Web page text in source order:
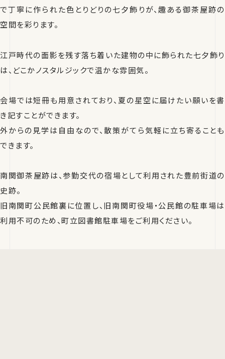
で丁寧に作られた色とりどりの七夕飾りが、趣ある御茶屋跡の
空間を彩ります。
江戸時代の面影を残す落ち着いた建物の中に飾られた七夕飾り
は、どこかノスタルジックで温かな雰囲気。
会場では短冊も用意されており、夏の星空に届けたい願いを書
き記すことができます。
外からの見学は自由なので、散策がてら気軽に立ち寄ることも
できます。
南関御茶屋跡は、参勤交代の宿場として利用された豊前街道の
史跡。
旧南関町公民館裏に位置し、旧南関町役場・公民館の駐車場は
利用不可のため、町立図書館駐車場をご利用ください。